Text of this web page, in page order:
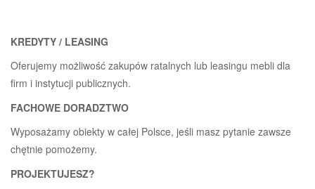
KREDYTY / LEASING
Oferujemy możliwość zakupów ratalnych lub leasingu mebli dla
firm i instytucji publicznych.
FACHOWE DORADZTWO
Wyposażamy obiekty w całej Polsce, jeśli masz pytanie zawsze
chętnie pomożemy.
PROJEKTUJESZ?